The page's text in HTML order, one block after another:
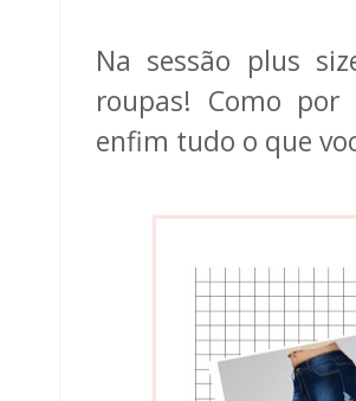
Na sessão plus
roupas! Como por
enfim tudo o que